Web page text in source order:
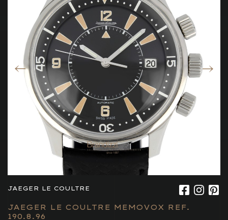
JAEGER LE COULTRE
JAEGER LE COULTRE MEMOVOX REF.
190.8.96